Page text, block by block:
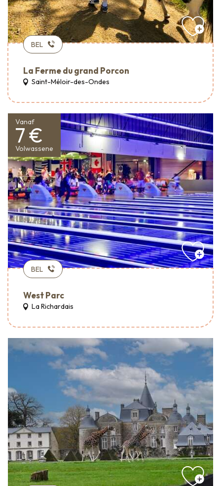
BEL
La Ferme du grand Porcon
Saint-Méloir-des-Ondes
Vanaf
7 €
Volwassene
BEL
West Parc
La Richardais